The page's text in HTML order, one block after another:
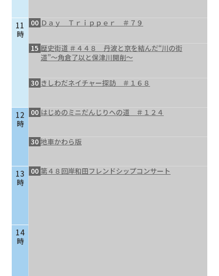
11
時
12
時
13
時
14
時
00 Ｄａｙ Ｔｒｉｐｐｅｒ ＃７９
15 歴史街道 ＃４４８ 丹波と京を結んだ“川の街
道”～角倉了以と保津川開削～
30 きしわだネイチャー探訪 ＃１６８
00 はじめのミニだんじりへの道 ＃１２４
30 地車かわら版
00 第４８回岸和田フレンドシップコンサート